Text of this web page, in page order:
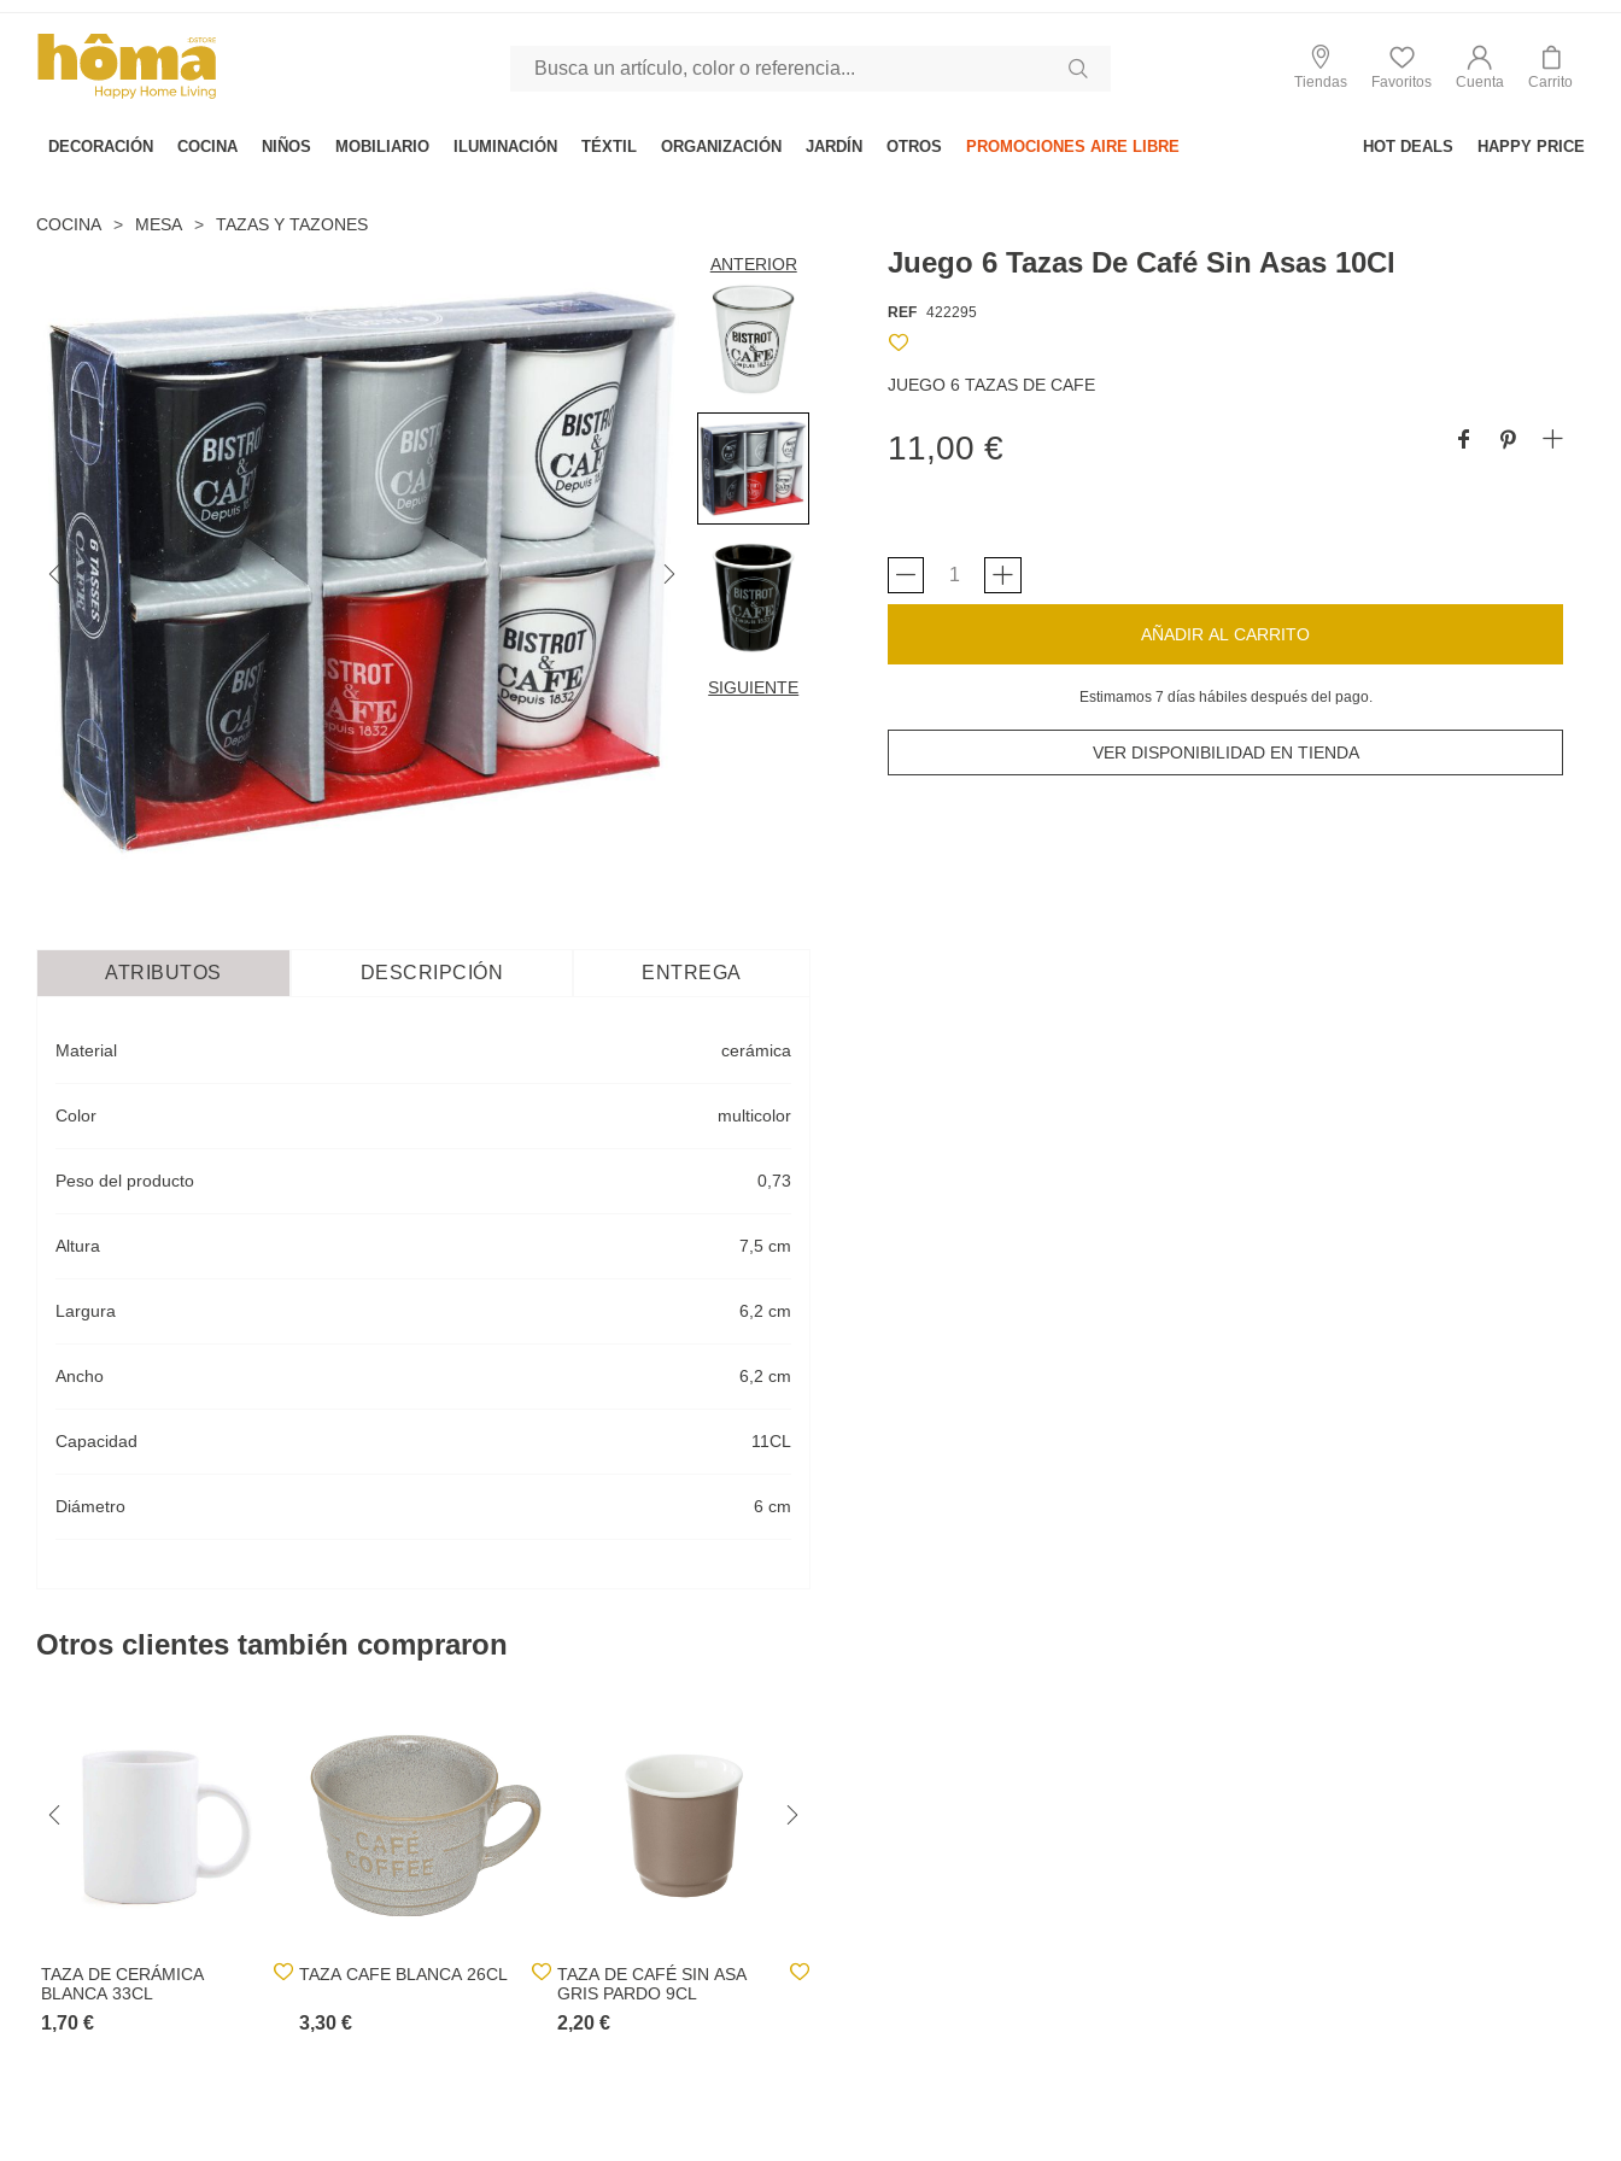
Tiendas Favoritos Cuenta Carrito
DECORACIÓN COCINA NIÑOS MOBILIARIO ILUMINACIÓN TÉXTIL ORGANIZACIÓN JARDÍN OTROS PROMOCIONES AIRE LIBRE HOT DEALS HAPPY PRICE
COCINA > MESA > TAZAS Y TAZONES
ANTERIOR
SIGUIENTE
Juego 6 Tazas De Café Sin Asas 10Cl
REF 422295
JUEGO 6 TAZAS DE CAFE
11,00 €
AÑADIR AL CARRITO
Estimamos 7 días hábiles después del pago.
VER DISPONIBILIDAD EN TIENDA
ATRIBUTOS DESCRIPCIÓN ENTREGA
Material cerámica
Color multicolor
Peso del producto 0,73
Altura 7,5 cm
Largura 6,2 cm
Ancho 6,2 cm
Capacidad 11CL
Diámetro 6 cm
Otros clientes también compraron
TAZA DE CERÁMICA
BLANCA 33CL
1,70 €
TAZA CAFE BLANCA 26CL
3,30 €
TAZA DE CAFÉ SIN ASA
GRIS PARDO 9CL
2,20 €